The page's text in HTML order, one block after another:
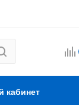
кабинет